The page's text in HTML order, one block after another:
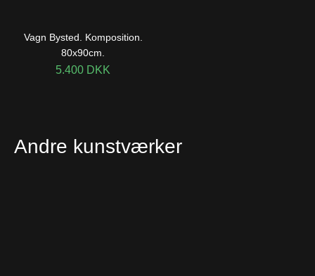
Vagn Bysted. Komposition.
80x90cm.
5.400 DKK
Andre kunstværker